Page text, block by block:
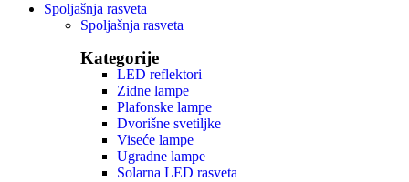
Spoljašnja rasveta
Spoljašnja rasveta
Kategorije
LED reflektori
Zidne lampe
Plafonske lampe
Dvorišne svetiljke
Viseće lampe
Ugradne lampe
Solarna LED rasveta